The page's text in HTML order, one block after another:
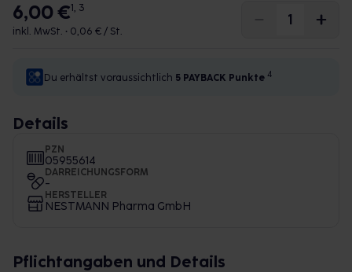
6,00 €1, 3
inkl. MwSt. • 0,06 € / St.
Du erhältst voraussichtlich 5 PAYBACK Punkte 4
Details
PZN
05955614
DARREICHUNGSFORM
-
HERSTELLER
NESTMANN Pharma GmbH
Pflichtangaben und Details